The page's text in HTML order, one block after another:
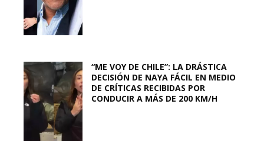
“ME VOY DE CHILE”: LA DRÁSTICA
DECISIÓN DE NAYA FÁCIL EN MEDIO
DE CRÍTICAS RECIBIDAS POR
CONDUCIR A MÁS DE 200 KM/H